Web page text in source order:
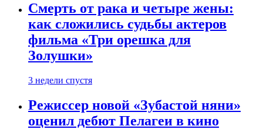
Смерть от рака и четыре жены:
как сложились судьбы актеров
фильма «Три орешка для
Золушки»
3 недели спустя
Режиссер новой «Зубастой няни»
оценил дебют Пелагеи в кино